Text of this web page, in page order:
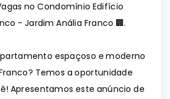
no Condomínio Edifício
- Jardim Anália Franco 🏢.
espaçoso e moderno
Temos a oportunidade
Apresentamos este anúncio de